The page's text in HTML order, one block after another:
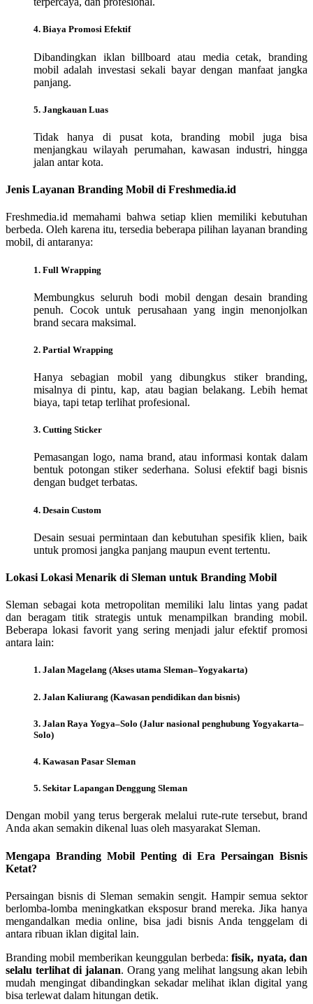
4. Biaya Promosi Efektif
Dibandingkan iklan billboard atau media cetak, branding
mobil adalah investasi sekali bayar dengan manfaat jangka
panjang.
5. Jangkauan Luas
Tidak hanya di pusat kota, branding mobil juga bisa
menjangkau wilayah perumahan, kawasan industri, hingga
jalan antar kota.
Jenis Layanan Branding Mobil di Freshmedia.id
Freshmedia.id memahami bahwa setiap klien memiliki kebutuhan
berbeda. Oleh karena itu, tersedia beberapa pilihan layanan branding
mobil, di antaranya:
1. Full Wrapping
Membungkus seluruh bodi mobil dengan desain branding
penuh. Cocok untuk perusahaan yang ingin menonjolkan
brand secara maksimal.
2. Partial Wrapping
Hanya sebagian mobil yang dibungkus stiker branding,
misalnya di pintu, kap, atau bagian belakang. Lebih hemat
biaya, tapi tetap terlihat profesional.
3. Cutting Sticker
Pemasangan logo, nama brand, atau informasi kontak dalam
bentuk potongan stiker sederhana. Solusi efektif bagi bisnis
dengan budget terbatas.
4. Desain Custom
Desain sesuai permintaan dan kebutuhan spesifik klien, baik
untuk promosi jangka panjang maupun event tertentu.
Lokasi Lokasi Menarik di Sleman untuk Branding Mobil
Sleman sebagai kota metropolitan memiliki lalu lintas yang padat
dan beragam titik strategis untuk menampilkan branding mobil.
Beberapa lokasi favorit yang sering menjadi jalur efektif promosi
antara lain:
1. Jalan Magelang (Akses utama Sleman–Yogyakarta)
2. Jalan Kaliurang (Kawasan pendidikan dan bisnis)
3. Jalan Raya Yogya–Solo (Jalur nasional penghubung Yogyakarta–
Solo)
4. Kawasan Pasar Sleman
5. Sekitar Lapangan Denggung Sleman
Dengan mobil yang terus bergerak melalui rute-rute tersebut, brand
Anda akan semakin dikenal luas oleh masyarakat Sleman.
Mengapa Branding Mobil Penting di Era Persaingan Bisnis
Ketat?
Persaingan bisnis di Sleman semakin sengit. Hampir semua sektor
berlomba-lomba meningkatkan eksposur brand mereka. Jika hanya
mengandalkan media online, bisa jadi bisnis Anda tenggelam di
antara ribuan iklan digital lain.
Branding mobil memberikan keunggulan berbeda:fisik, nyata, dan
selalu terlihat di jalanan. Orang yang melihat langsung akan lebih
mudah mengingat dibandingkan sekadar melihat iklan digital yang
bisa terlewat dalam hitungan detik.